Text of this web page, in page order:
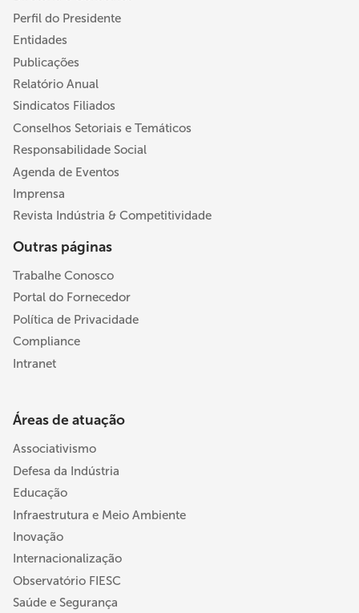
Perfil do Presidente
Entidades
Publicações
Relatório Anual
Sindicatos Filiados
Conselhos Setoriais e Temáticos
Responsabilidade Social
Agenda de Eventos
Imprensa
Revista Indústria & Competitividade
Outras páginas
Trabalhe Conosco
Portal do Fornecedor
Política de Privacidade
Compliance
Intranet
Áreas de atuação
Associativismo
Defesa da Indústria
Educação
Infraestrutura e Meio Ambiente
Inovação
Internacionalização
Observatório FIESC
Saúde e Segurança